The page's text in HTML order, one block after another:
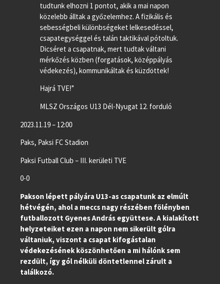
tudtunk elhozni 1 pontot, akik a mai napon
közelebb álltak a győzelemhez. A fizikális és
sebességbeli különbségeket lelkesedéssel,
csapategységgel és talán taktikával pótoltuk.
Dicséret a csapatnak, mert tudtak váltani
mérkőzés közben (forgatások, középpályás
védekezés), kommunikáltak és küzdöttek!
Hajrá TVE!”
MLSZ Országos U13 Dél-Nyugat 12. forduló
2023.11.19 – 12:00
Paks, Paksi FC Stadion
Paksi Futball Club – III. kerületi TVE
0-0
Pakson lépett pályára U13-as csapatunk az elmúlt
hétvégén, ahol a meccs nagy részében fölényben
futballozott Gyenes András együttese. A kialakított
helyzeteiket ezen a napon nem sikerült gólra
váltaniuk, viszont a csapat kifogástalan
védekezésének köszönhetően a mi hálónk sem
rezdült, így gól nélküli döntetlennel zárult a
találkozó.